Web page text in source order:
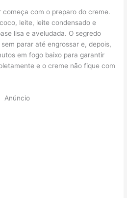
começa com o preparo do creme.
leite, leite condensado e
lisa e aveludada. O segredo
parar até engrossar e, depois,
em fogo baixo para garantir
e o creme não fique com
Anúncio